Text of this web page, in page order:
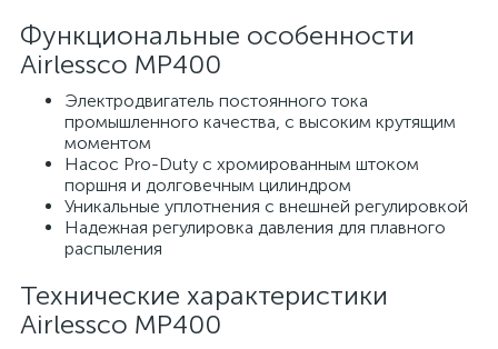
Функциональные особенности
Airlessco MP400
Электродвигатель постоянного тока
промышленного качества, с высоким крутящим
моментом
Насос Pro-Duty с хромированным штоком
поршня и долговечным цилиндром
Уникальные уплотнения с внешней регулировкой
Надежная регулировка давления для плавного
распыления
Технические характеристики
Airlessco MP400